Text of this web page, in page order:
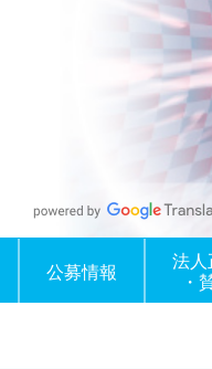
公募情報
法
・